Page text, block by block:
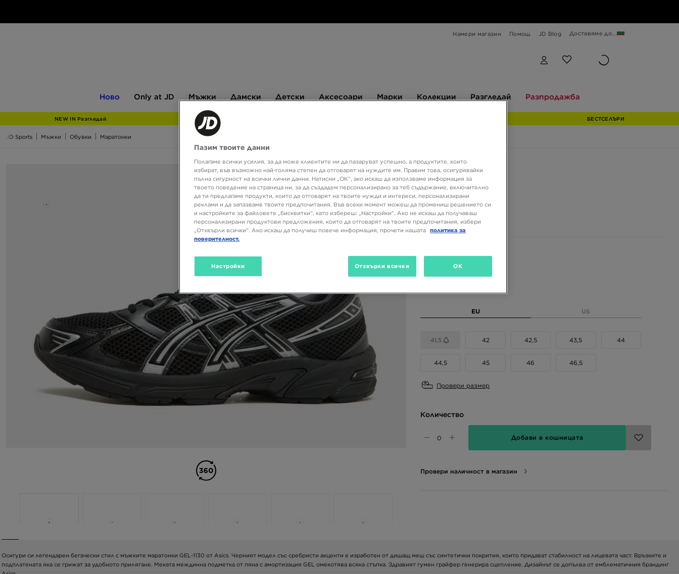
Намери магазин Помощ JD Blog Доставяме до...
Ново
JD
Only at JD Мъжки Дамски Детски Аксесоари Марки Колекции Разгледай Разпродажба
NEW IN Разгледай БЕСТСЕЛЪРИ
JD Sports Мъжки Обувки Маратонки
ASICS GEL-1130
99,99 €
195,56 ЛВ.
EU US
41,5 42 42,5 43,5 44
44,5 45 46 46,5
Провери размер
Количество
Добави в кошницата
Провери наличност в магазин
Осигури си легендарен бегачески стил с мъжките маратонки GEL-1130 от Asics. Черният модел със сребристи акценти е изработен от дишащ меш със синтетични покрития, които придават стабилност на лицевата част. Връзките и
подплатената яка се грижат за удобното прилягане. Меката междинна подметка от пяна с амортизация GEL омекотява всяка стъпка. Здравият гумен грайфер генерира сцепление. Дизайнът се допълва от емблематичния брандинг
Пазим твоите данни
Полагаме всички усилия, за да може клиентите ни да пазаруват успешно, а продуктите, които
избират, във възможно най-голяма степен да отговарят на нуждите им. Правим това, осигурявайки
пълна сигурност на всички лични данни. Натисни „ОК“, ако искаш да използваме информация за
твоето поведение на страница ни, за да създадем персонализирано за теб съдържание, включително
да ти предлагаме продукти, които да отговарят на твоите нужди и интереси, персонализирани
реклами и да запазваме твоите предпочитания. Във всеки момент можеш да промениш решението си
и настройките за файловете „бисквитки“, като избереш: „Настройки“. Ако не искаш да получаваш
персонализирани продуктови предложения, които да отговарят на твоите предпочитания, избери
„Отхвърли всички“. Ако искаш да получиш повече информация, прочети нашата политика за
поверителност.
Настройки Отхвърли всички OK